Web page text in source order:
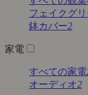
フェイクグ
鉢カバー2
家電
すべての家電
オーディオ2